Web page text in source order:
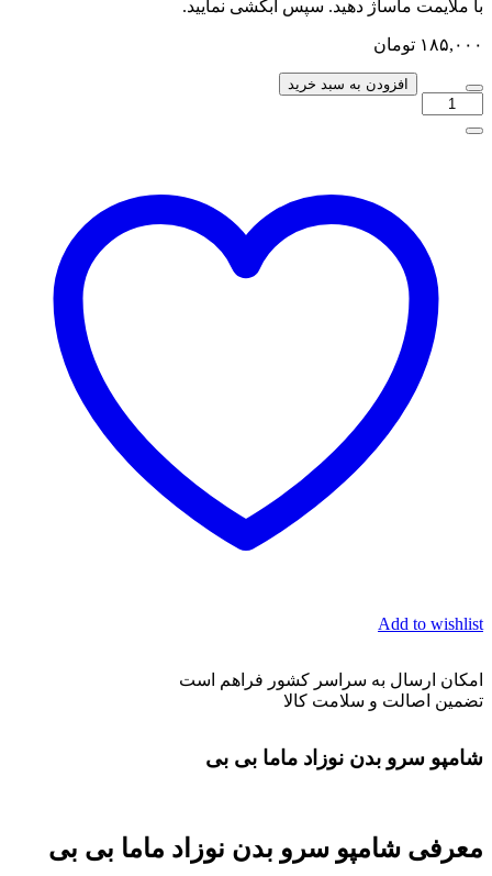
با ملایمت ماساژ دهید. سپس آبکشی نمایید.
۱۸۵,۰۰۰ تومان
افزودن به سبد خرید
Add to wishlist
امکان ارسال به سراسر کشور فراهم است
تضمین اصالت و سلامت کالا
شامپو سرو بدن نوزاد ماما بی بی
معرفی شامپو سرو بدن نوزاد ماما بی بی